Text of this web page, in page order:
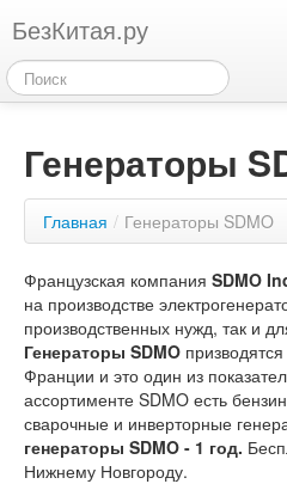
БезКитая.ру
Каталог
Контакты
Акции 3
Генераторы
Главная / Генераторы SDMO
Французская компания SDMO
на производстве
производственных нужд, так и
Генераторы SDMO
Франции и это один из
ассортименте SDMO есть
сварочные и инверторные
генераторы SDMO - 1 год.
Нижнему Новгороду.